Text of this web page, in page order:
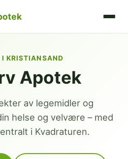
KRISTIANSAND
Apotek
av legemidler og
helse og velvære – med
i Kvadraturen.